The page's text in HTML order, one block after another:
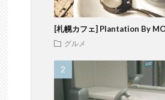
[札幌カフェ] Plantation By
グルメ